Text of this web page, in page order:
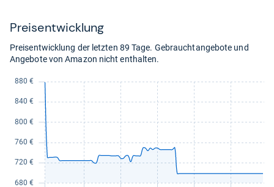
Preis­ent­wick­lung
Preisentwicklung der letzten 89 Tage. Gebrauchtangebote und
Angebote von Amazon nicht enthalten.